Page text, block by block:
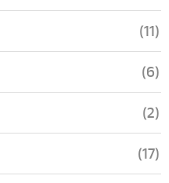
(11)
(6)
(2)
(17)